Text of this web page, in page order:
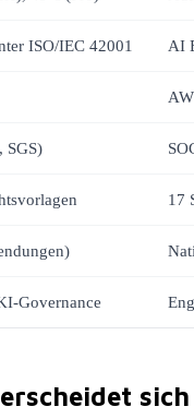
ISO/IEC 42001 AI
SGS)
17
Governance
sich